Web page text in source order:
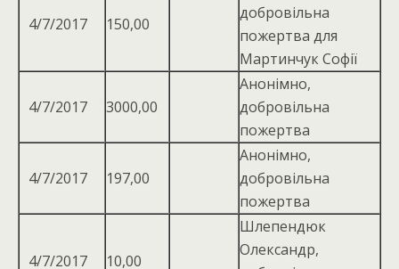
4/7/2017 150,00
добровiльна
пожертва для
Мартинчук Софiї
4/7/2017 3000,00
Анонімно,
добровільна
пожертва
4/7/2017 197,00
Анонімно,
добровільна
пожертва
4/7/2017 10,00
Шлепендюк
Олександр,